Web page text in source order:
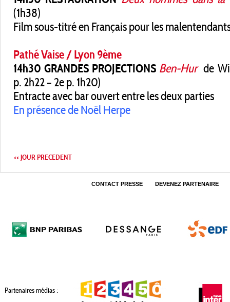
(1h38)
Film sous-titré en Français pour les
Pathé Vaise / Lyon 9ème
14h30 GRANDES PROJECTIONS Ben-Hurde
p. 2h22 – 2e p. 1h20)
Entracte avec bar ouvert entre les deux parties
En présence de Noël Herpe
<< JOUR PRECEDENT
CONTACT PRESSE DEVENEZ PARTENAIRE
Partenaires médias :